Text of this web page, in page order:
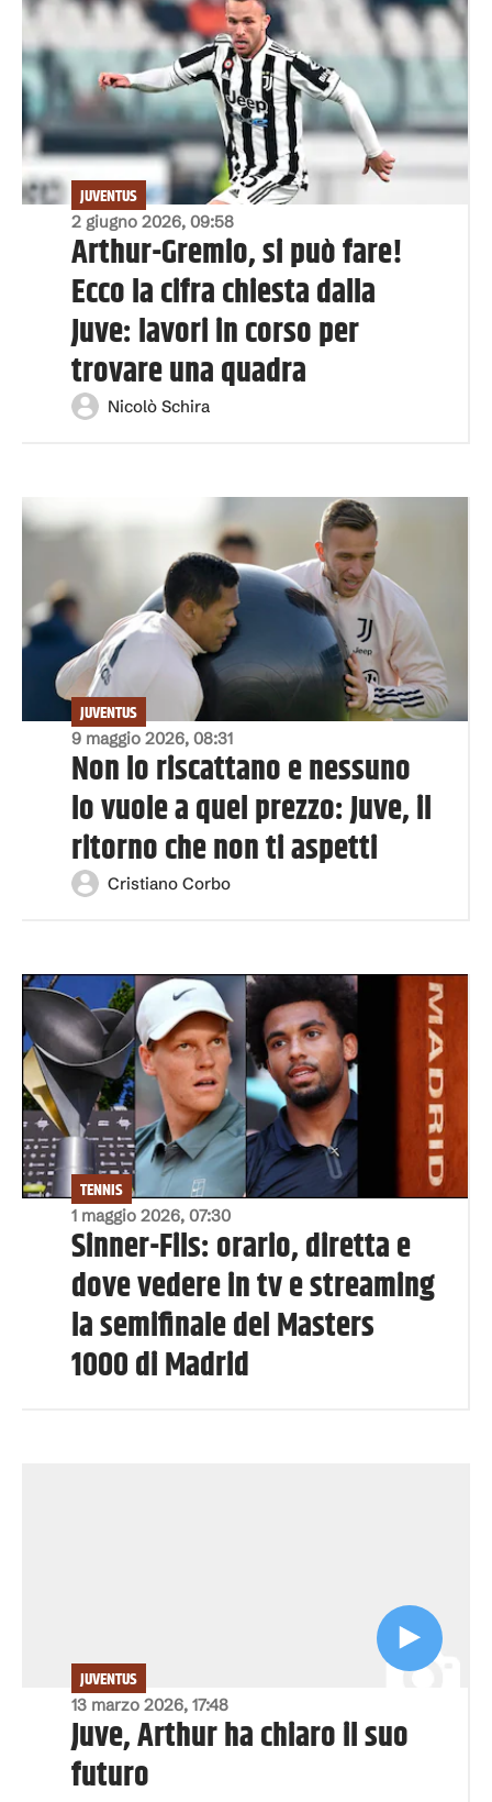
2 giugno 2026, 09:58
JUVENTUS
Arthur-Gremio, si può fare!
Ecco la cifra chiesta dalla
Juve: lavori in corso per
trovare una quadra
Nicolò Schira
9 maggio 2026, 08:31
JUVENTUS
Non lo riscattano e nessuno
lo vuole a quel prezzo: Juve, il
ritorno che non ti aspetti
Cristiano Corbo
1 maggio 2026, 07:30
TENNIS
Sinner-Fils: orario, diretta e
dove vedere in tv e streaming
la semifinale del Masters
1000 di Madrid
13 marzo 2026, 17:48
JUVENTUS
Juve, Arthur ha chiaro il suo
futuro